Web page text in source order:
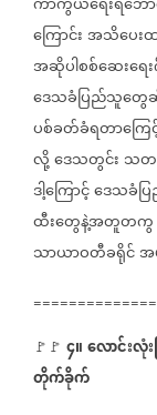
ကြောင်းအသိပေး
အဆိုပါစစ်ဆေးရ
ဒေသခံပြည်သူတွ
ပစ်ခတ်ခံရတာကြေ
လို့ဒေသတွင်း သတ
ဒါ့ကြောင့်ဒေသခံပ
ထီးတွေနဲ့အတူတကွ
သာယာဝတီခရိုင်
🚩🚩 ၄။လောင်းလုံ
တိုက်ခိုက်